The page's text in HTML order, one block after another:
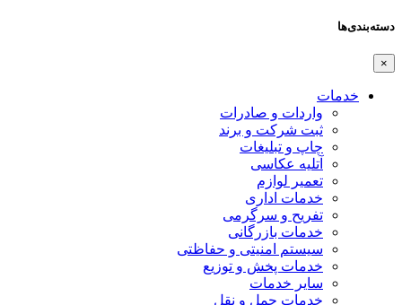
دسته‌بندی‌ها
×
خدمات
واردات و صادرات
ثبت شرکت و برند
چاپ و تبلیغات
آتلیه عکاسی
تعمیر لوازم
خدمات اداری
تفریح و سرگرمی
خدمات بازرگانی
سیستم امنیتی و حفاظتی
خدمات پخش و توزیع
سایر خدمات
خدمات حمل و نقل